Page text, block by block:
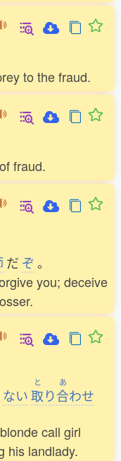
to the fraud.
fraud.
だ ぞ。
you; deceive
ない
と
取り
あ
合わせ
call girl
his landlady.